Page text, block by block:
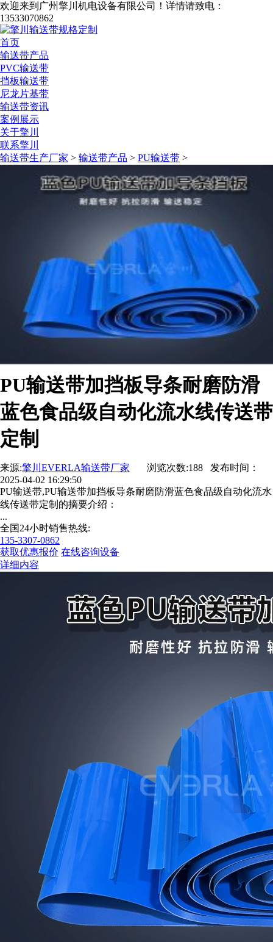
欢迎来到广州擎川机电设备有限公司！ 详情请致电：
13533070862
首页
输送带产品
PVC输送带
挡板输送带
尼龙片基带
输送带资讯
案例展示
关于擎川
联系擎川
输送带生产厂家 > 输送带产品 > PU输送带 >
PU输送带加挡板导条耐磨防滑
蓝色食品级自动化流水线传送带
定制
来源:擎川EVERLA输送带厂家 浏览次数:188 发布时间：
2025-04-02 16:29:50
PU输送带,PU输送带加挡板导条耐磨防滑蓝色食品级自动化流水
线传送带定制的摘要介绍：
...
全国24小时销售热线:
135-3307-0862
获取优惠报价 在线咨询设备
详细内容